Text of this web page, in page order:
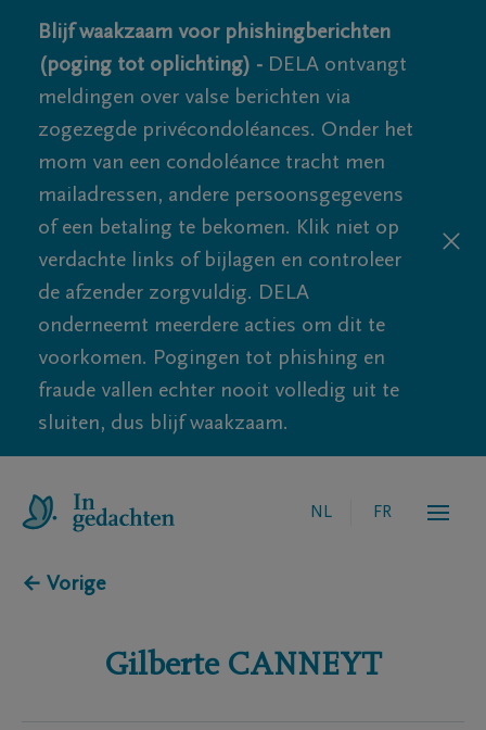
Blijf waakzaam voor phishingberichten
(poging tot oplichting) - DELA ontvangt
meldingen over valse berichten via
zogezegde privécondoléances. Onder het
mom van een condoléance tracht men
mailadressen, andere persoonsgegevens
of een betaling te bekomen. Klik niet op
verdachte links of bijlagen en controleer
de afzender zorgvuldig. DELA
onderneemt meerdere acties om dit te
voorkomen. Pogingen tot phishing en
fraude vallen echter nooit volledig uit te
sluiten, dus blijf waakzaam.
NL FR
← Vorige
Gilberte CANNEYT